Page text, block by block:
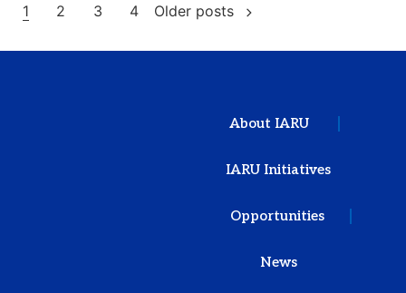
1 2 3 4 Older posts
About IARU
IARU Initiatives
Opportunities
News